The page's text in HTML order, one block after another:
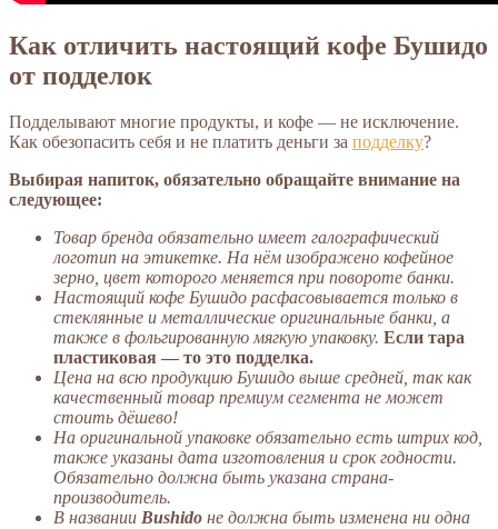
Как отличить настоящий кофе Бушидо
от подделок
Подделывают многие продукты, и кофе — не исключение.
Как обезопасить себя и не платить деньги за подделку?
Выбирая напиток, обязательно обращайте внимание на
следующее:
Товар бренда обязательно имеет галографический
логотип на этикетке. На нём изображено кофейное
зерно, цвет которого меняется при повороте банки.
Настоящий кофе Бушидо расфасовывается только в
стеклянные и металлические оригинальные банки, а
также в фольгированную мягкую упаковку. Если тара
пластиковая — то это подделка.
Цена на всю продукцию Бушидо выше средней, так как
качественный товар премиум сегмента не может
стоить дёшево!
На оригинальной упаковке обязательно есть штрих код,
также указаны дата изготовления и срок годности.
Обязательно должна быть указана страна-
производитель.
В названии Bushido не должна быть изменена ни одна